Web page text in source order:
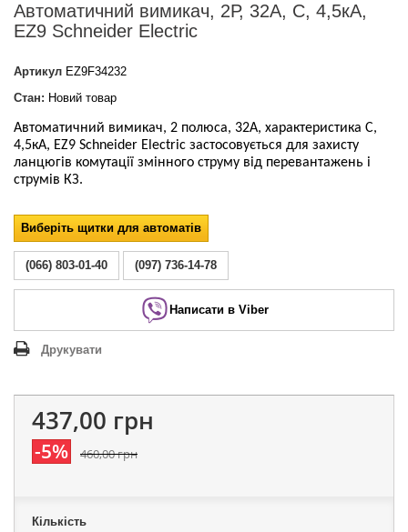
Автоматичний вимикач, 2Р, 32А, С, 4,5кА,
EZ9 Schneider Electric
Артикул EZ9F34232
Стан: Новий товар
Автоматичний вимикач, 2 полюса, 32А, характеристика С,
4,5кА, EZ9 Schneider Electric застосовується для захисту
ланцюгів комутації змінного струму від перевантажень і
струмів КЗ.
Виберіть щитки для автоматів
(066) 803-01-40 (097) 736-14-78
Написати в Viber
Друкувати
437,00 грн
-5% 460,00 грн
Кількість